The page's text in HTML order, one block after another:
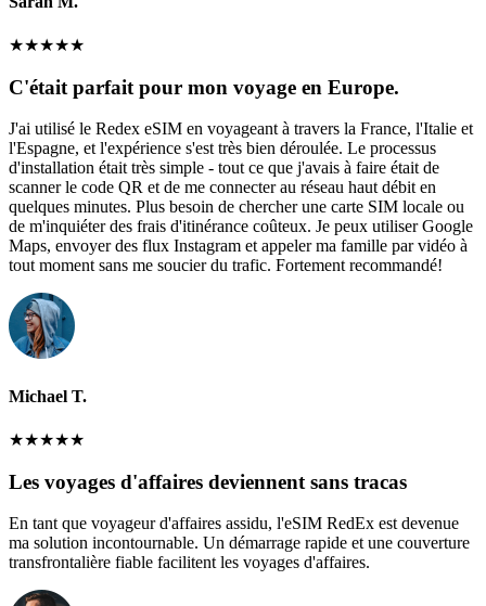
★★★★★
C'était parfait pour mon voyage en Europe.
J'ai utilisé le Redex eSIM en voyageant à travers la France, l'Italie et
l'Espagne, et l'expérience s'est très bien déroulée. Le processus
d'installation était très simple - tout ce que j'avais à faire était de
scanner le code QR et de me connecter au réseau haut débit en
quelques minutes. Plus besoin de chercher une carte SIM locale ou
de m'inquiéter des frais d'itinérance coûteux. Je peux utiliser Google
Maps, envoyer des flux Instagram et appeler ma famille par vidéo à
tout moment sans me soucier du trafic. Fortement recommandé!
Michael T.
★★★★★
Les voyages d'affaires deviennent sans tracas
En tant que voyageur d'affaires assidu, l'eSIM RedEx est devenue
ma solution incontournable. Un démarrage rapide et une couverture
transfrontalière fiable facilitent les voyages d'affaires.